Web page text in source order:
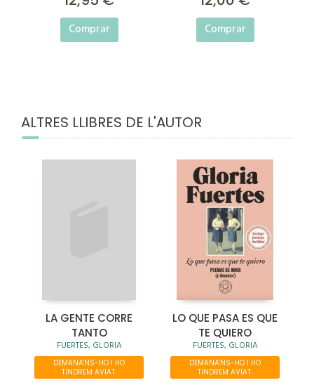
Comprar Comprar
ALTRES LLIBRES DE L'AUTOR
LA GENTE CORRE
TANTO
FUERTES, GLORIA
DEMANA'NS-HO I HO
TINDREM AVIAT.
LO QUE PASA ES QUE
TE QUIERO
FUERTES, GLORIA
DEMANA'NS-HO I HO
TINDREM AVIAT.